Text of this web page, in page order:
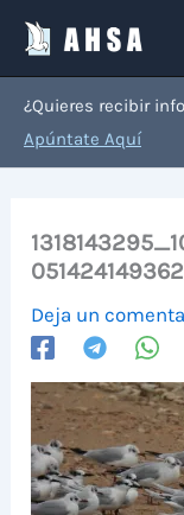
contenido
¿Quieres recibir
Apúntate Aquí
Deja un